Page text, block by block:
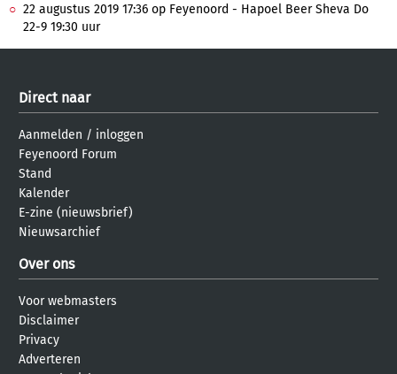
22 augustus 2019 17:36 op Feyenoord - Hapoel Beer Sheva Do
22-9 19:30 uur
Direct naar
Aanmelden / inloggen
Feyenoord Forum
Stand
Kalender
E-zine (nieuwsbrief)
Nieuwsarchief
Over ons
Voor webmasters
Disclaimer
Privacy
Adverteren